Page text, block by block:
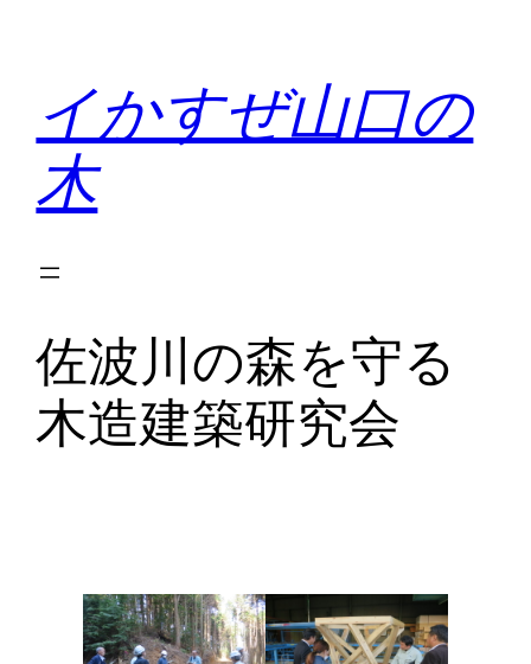
イかすぜ山口の
木
佐波川の森を守る
木造建築研究会